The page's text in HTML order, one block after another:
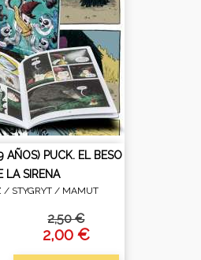
AÑOS) PUCK. EL BESO
LA SIRENA
/ STYGRYT / MAMUT
2,50 €
2,00 €